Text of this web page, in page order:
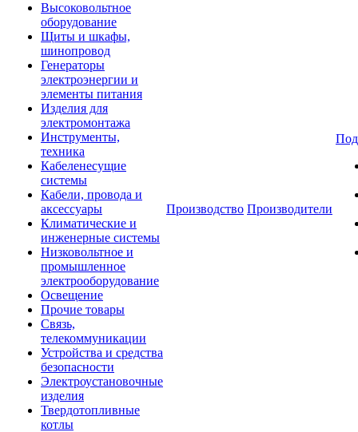
Высоковольтное
оборудование
Щиты и шкафы,
шинопровод
Генераторы
электроэнергии и
элементы питания
Изделия для
электромонтажа
Инструменты,
техника
Кабеленесущие
системы
Кабели, провода и
аксессуары
Климатические и
инженерные системы
Низковольтное и
промышленное
электрооборудование
Освещение
Прочие товары
Связь,
телекоммуникации
Устройства и средства
безопасности
Электроустановочные
изделия
Твердотопливные
котлы
Производство Производители